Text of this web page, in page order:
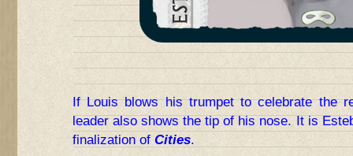
If Louis blows his trumpet to celebrate the
leader also shows the tip of his nose. It is
finalization of Cities.